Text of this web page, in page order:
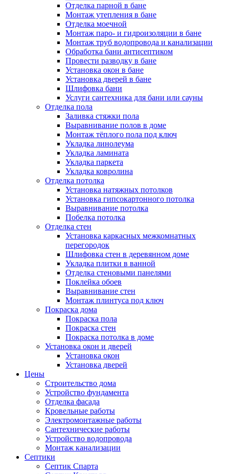
Отделка парной в бане
Монтаж утепления в бане
Отделка моечной
Монтаж паро- и гидроизоляции в бане
Монтаж труб водопровода и канализации
Обработка бани антисептиком
Провести разводку в бане
Установка окон в бане
Установка дверей в бане
Шлифовка бани
Услуги сантехника для бани или сауны
Отделка пола
Заливка стяжки пола
Выравнивание полов в доме
Монтаж тёплого пола под ключ
Укладка линолеума
Укладка ламината
Укладка паркета
Укладка ковролина
Отделка потолка
Установка натяжных потолков
Установка гипсокартонного потолка
Выравнивание потолка
Побелка потолка
Отделка стен
Установка каркасных межкомнатных
перегородок
Шлифовка стен в деревянном доме
Укладка плитки в ванной
Отделка стеновыми панелями
Поклейка обоев
Выравнивание стен
Монтаж плинтуса под ключ
Покраска дома
Покраска пола
Покраска стен
Покраска потолка в доме
Установка окон и дверей
Установка окон
Установка дверей
Цены
Строительство дома
Устройство фундамента
Отделка фасада
Кровельные работы
Электромонтажные работы
Сантехнические работы
Устройство водопровода
Монтаж канализации
Септики
Септик Спарта